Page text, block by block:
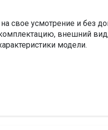
свое усмотрение и без
внешний вид,
модели.